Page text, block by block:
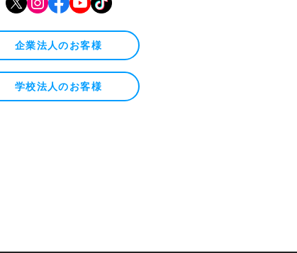
企業法人のお客様
学校法人のお客様